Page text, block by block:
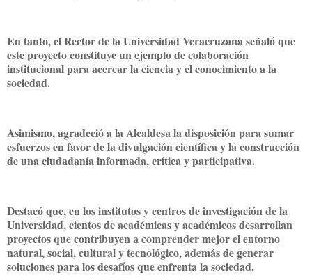
En tanto, el Rector de la Universidad Veracruzana señaló que
este proyecto constituye un ejemplo de colaboración
institucional para acercar la ciencia y el conocimiento a la
sociedad.
Asimismo, agradeció a la Alcaldesa la disposición para sumar
esfuerzos en favor de la divulgación científica y la construcción
de una ciudadanía informada, crítica y participativa.
Destacó que, en los institutos y centros de investigación de la
Universidad, cientos de académicas y académicos desarrollan
proyectos que contribuyen a comprender mejor el entorno
natural, social, cultural y tecnológico, además de generar
soluciones para los desafíos que enfrenta la sociedad.